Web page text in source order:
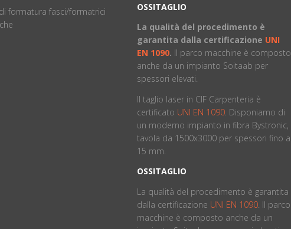
formatura fasci/formatrici
OSSITAGLIO
La qualità del procedimento è
garantita dalla certificazione UNI
EN 1090. ll parco macchine è composto
anche da un impianto Soitaab per
spessori elevati.
Il taglio laser in CIF Carpenteria è
certificato UNI EN 1090 . Disponiamo di
un moderno impianto in fibra Bystronic,
tavola da 1500x3000 per spessori fino a
15 mm.
OSSITAGLIO
La qualità del procedimento è garantita
dalla certificazione UNI EN 1090 . ll parco
macchine è composto anche da un